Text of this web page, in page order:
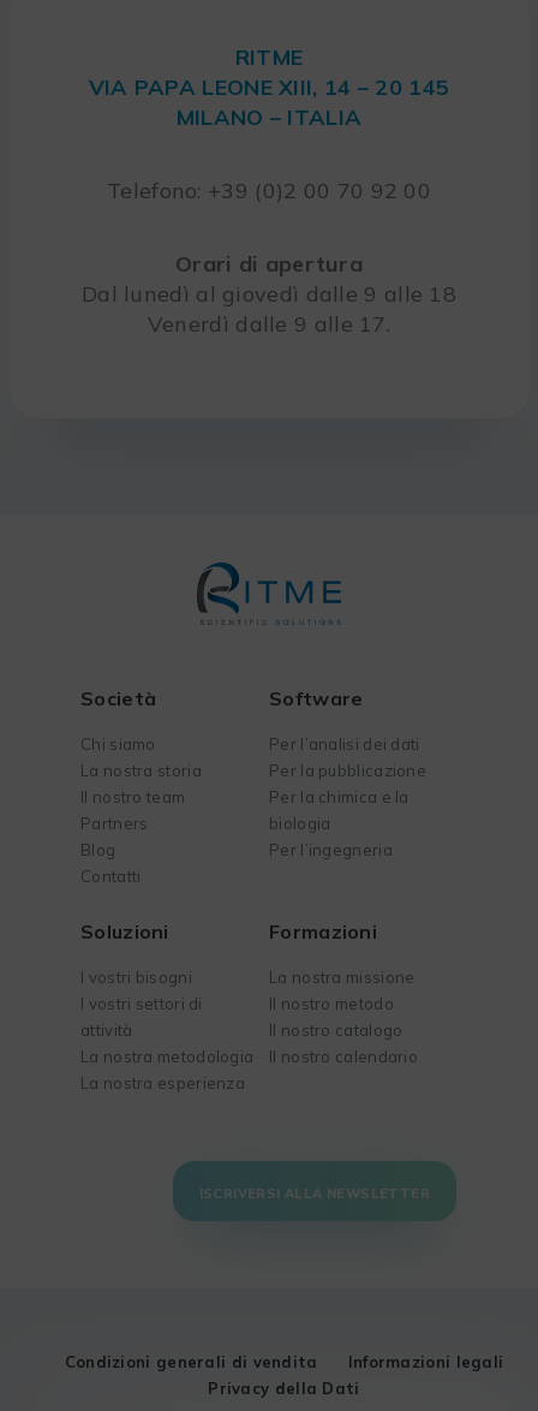
RITME
VIA PAPA LEONE XIII, 14 – 20 145
MILANO – ITALIA
Telefono: +39 (0)2 00 70 92 00
Orari di apertura
Dal lunedì al giovedì dalle 9 alle 18
Venerdì dalle 9 alle 17.
Società
Chi siamo
La nostra storia
Il nostro team
Partners
Blog
Contatti
Software
Per l’analisi dei dati
Per la pubblicazione
Per la chimica e la
biologia
Per l’ingegneria
Soluzioni
I vostri bisogni
I vostri settori di
attività
La nostra metodologia
La nostra esperienza
Formazioni
La nostra missione
Il nostro metodo
Il nostro catalogo
Il nostro calendario
ISCRIVERSI ALLA NEWSLETTER
Condizioni generali di vendita
Informazioni legali
Privacy della Dati